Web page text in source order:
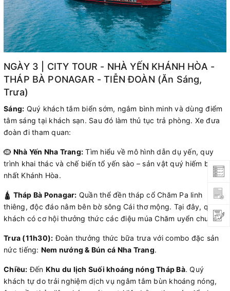
NGÀY 3 | CITY TOUR - NHÀ YẾN KHÁNH HÒA -
THÁP BÀ PONAGAR - TIỄN ĐOÀN (Ăn Sáng,
Trưa)
Sáng: Quý khách tắm biển sớm, ngắm bình minh và dùng điểm
tâm sáng tại khách sạn. Sau đó làm thủ tục trả phòng. Xe đưa
đoàn đi tham quan:
🪹 Nhà Yến Nha Trang: Tìm hiểu về mô hình dẫn dụ yến, quy
trình khai thác và chế biến tổ yến sào – sản vật quý hiếm bậc
nhất Khánh Hòa.
🛕 Tháp Bà Ponagar: Quần thể đền tháp cổ Chăm Pa linh
thiêng, độc đáo nằm bên bờ sông Cái thơ mộng. Tại đây, quý
khách có cơ hội thưởng thức các điệu múa Chăm uyển chuyển.
Trưa (11h30): Đoàn thưởng thức bữa trưa với combo đặc sản
nức tiếng: Nem nướng & Bún cá Nha Trang.
Chiều: Đến Khu du lịch Suối khoáng nóng Tháp Bà. Quý
khách tự do trải nghiệm dịch vụ ngâm tắm bùn khoáng nóng,